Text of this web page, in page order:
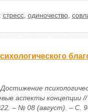
стресс, одиночество,
аспекты концепции
– № 08 (август). – С.